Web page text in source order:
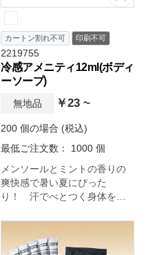
カートン割れ不可 印刷不可
2219755
冷感アメニティ12ml(ボディ
ーソープ)
無地品 ￥23 ~
200 個の場合 (税込)
最低ご注文数： 1000 個
メンソールとミントの香りの
爽快感で暑い夏にぴった
り！ 汗でべとつく身体をす
ーソープです。